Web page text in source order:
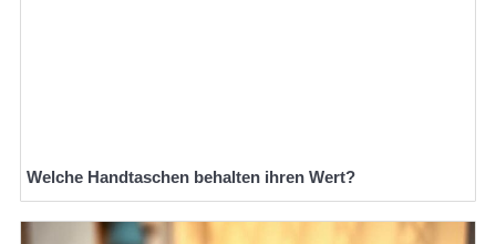
Welche Handtaschen behalten ihren Wert?